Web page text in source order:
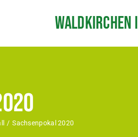
Waldkirchen
Sachsenpokal 2020